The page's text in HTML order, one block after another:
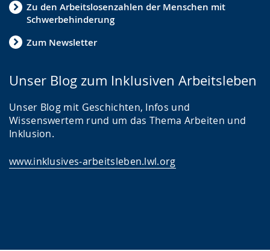
Zu den Arbeitslosenzahlen der Menschen mit
Schwerbehinderung
Zum Newsletter
Unser Blog zum Inklusiven Arbeitsleben
Unser Blog mit Geschichten, Infos und
Wissenswertem rund um das Thema Arbeiten und
Inklusion.
www.inklusives-arbeitsleben.lwl.org